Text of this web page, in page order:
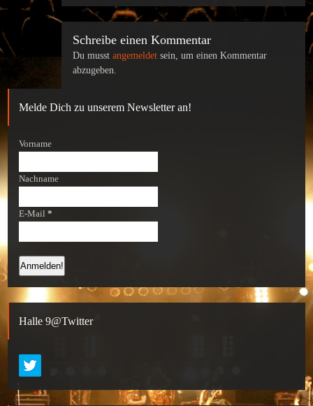
Schreibe einen Kommentar
Du musst angemeldet sein, um einen Kommentar
abzugeben.
Melde Dich zu unserem Newsletter an!
Vorname
Nachname
E-Mail *
Halle 9@Twitter